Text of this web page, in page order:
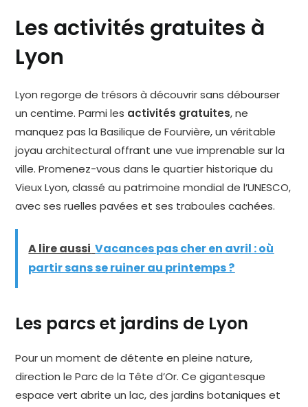
Les activités gratuites à
Lyon
Lyon regorge de trésors à découvrir sans débourser
un centime. Parmi les activités gratuites, ne
manquez pas la Basilique de Fourvière, un véritable
joyau architectural offrant une vue imprenable sur la
ville. Promenez-vous dans le quartier historique du
Vieux Lyon, classé au patrimoine mondial de l’UNESCO,
avec ses ruelles pavées et ses traboules cachées.
A lire aussi Vacances pas cher en avril : où
partir sans se ruiner au printemps ?
Les parcs et jardins de Lyon
Pour un moment de détente en pleine nature,
direction le Parc de la Tête d’Or. Ce gigantesque
espace vert abrite un lac, des jardins botaniques et